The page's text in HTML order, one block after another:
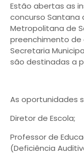
Estão abertas as
concurso Santana
Metropolitana de
preenchimento
Secretaria
são destinadas a
As oportunidades
Diretor de Escola;
Professor de
(Deficiência